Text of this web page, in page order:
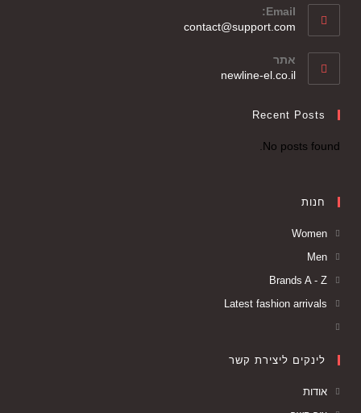
Email:
contact@support.com
אתר
newline-el.co.il
Recent Posts
No posts found.
חנות
Women
Men
Brands A - Z
Latest fashion arrivals
לינקים ליצירת קשר
אודות